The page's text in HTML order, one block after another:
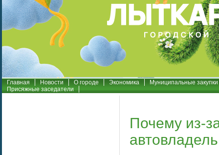
Главная Новости О городе Экономика
Муниципальные закупки
Присяжные заседатели
Почему из-